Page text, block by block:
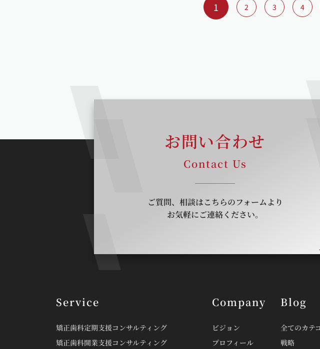
1 2 3 4
お問い合わせ
Contact Us
ご質問、相談はこちらのフォームより
お気軽にご連絡ください。
Service
矯正歯科定期支援コンサルティング
矯正歯科開業支援コンサルティング
Company
ビジョン
プロフィール
Blog
全てのカテ
戦略